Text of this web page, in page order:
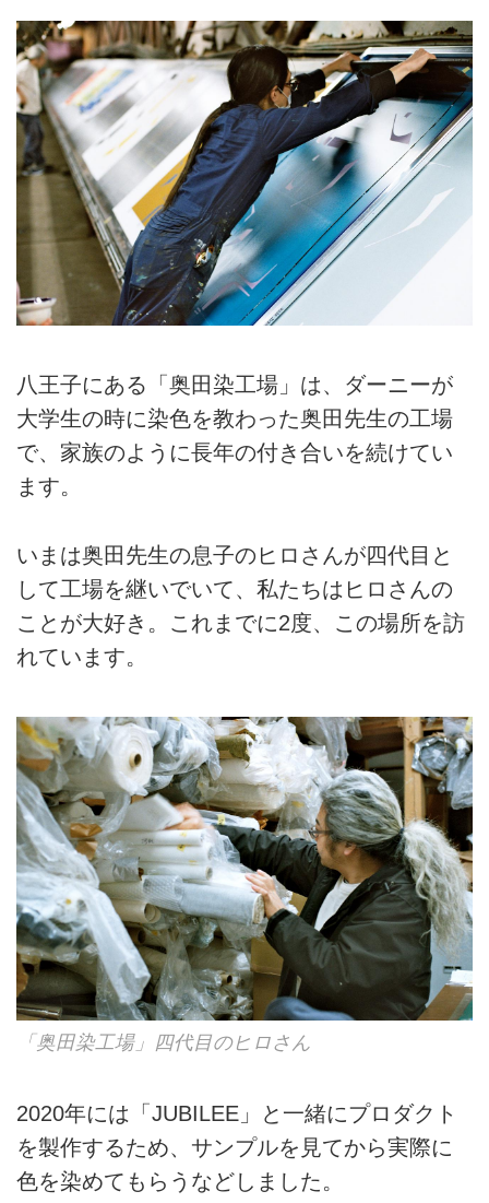
八王子にある「奥田染工場」は、ダーニーが
大学生の時に染色を教わった奥田先生の工場
で、家族のように長年の付き合いを続けてい
ます。
いまは奥田先生の息子のヒロさんが四代目と
して工場を継いでいて、私たちはヒロさんの
ことが大好き。これまでに2度、この場所を訪
れています。
「奥田染工場」四代目のヒロさん
2020年には「JUBILEE」と一緒にプロダクト
を製作するため、サンプルを見てから実際に
色を染めてもらうなどしました。